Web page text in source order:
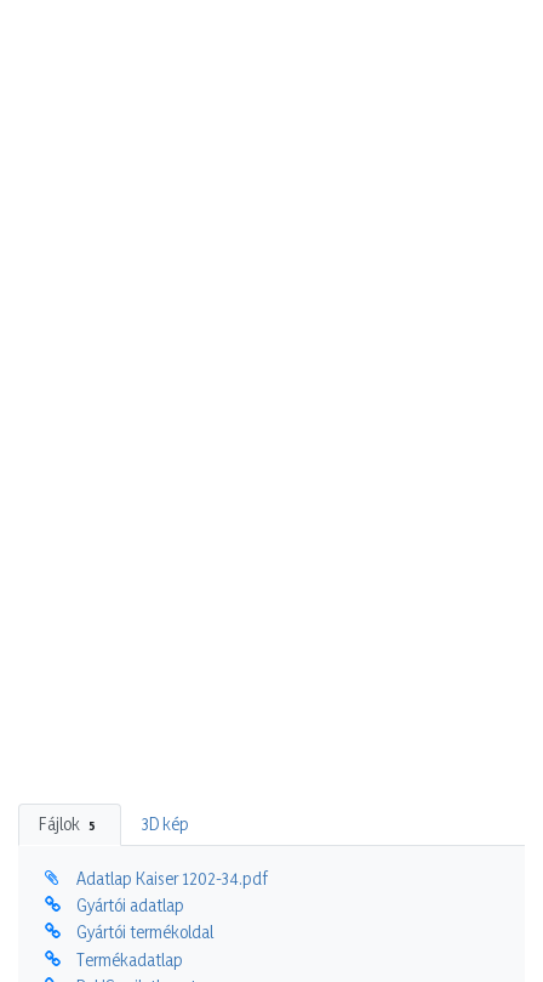
Fájlok 5 3D kép
Adatlap Kaiser 1202-34.pdf
Gyártói adatlap
Gyártói termékoldal
Termékadatlap